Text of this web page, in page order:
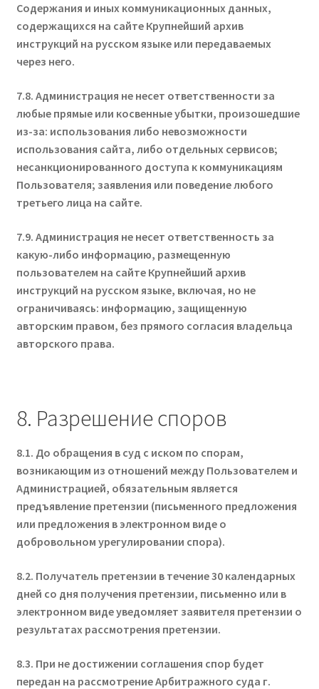
Содержания и иных коммуникационных данных,
содержащихся на сайте Крупнейший архив
инструкций на русском языке или передаваемых
через него.
7.8. Администрация не несет ответственности за
любые прямые или косвенные убытки, произошедшие
из-за: использования либо невозможности
использования сайта, либо отдельных сервисов;
несанкционированного доступа к коммуникациям
Пользователя; заявления или поведение любого
третьего лица на сайте.
7.9. Администрация не несет ответственность за
какую-либо информацию, размещенную
пользователем на сайте Крупнейший архив
инструкций на русском языке, включая, но не
ограничиваясь: информацию, защищенную
авторским правом, без прямого согласия владельца
авторского права.
8. Разрешение споров
8.1. До обращения в суд с иском по спорам,
возникающим из отношений между Пользователем и
Администрацией, обязательным является
предъявление претензии (письменного предложения
или предложения в электронном виде о
добровольном урегулировании спора).
8.2. Получатель претензии в течение 30 календарных
дней со дня получения претензии, письменно или в
электронном виде уведомляет заявителя претензии о
результатах рассмотрения претензии.
8.3. При не достижении соглашения спор будет
передан на рассмотрение Арбитражного суда г.